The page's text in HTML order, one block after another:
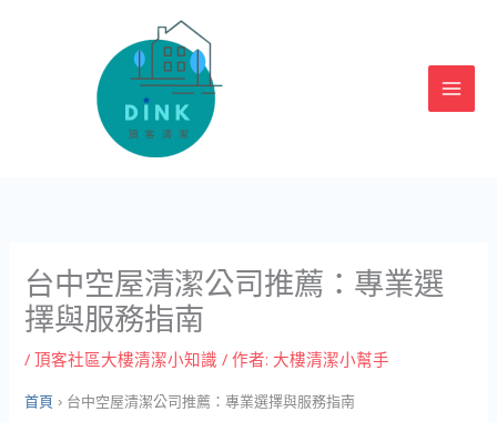
台中空屋清潔公司推薦：專業選
擇與服務指南
/頂客社區大樓清潔小知識 / 作者: 大樓清潔小幫手
首頁 › 台中空屋清潔公司推薦：專業選擇與服務指南